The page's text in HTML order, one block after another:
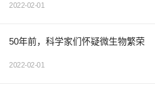
2022-02-01
50年前，科学家们怀疑微生物繁荣
2022-02-01